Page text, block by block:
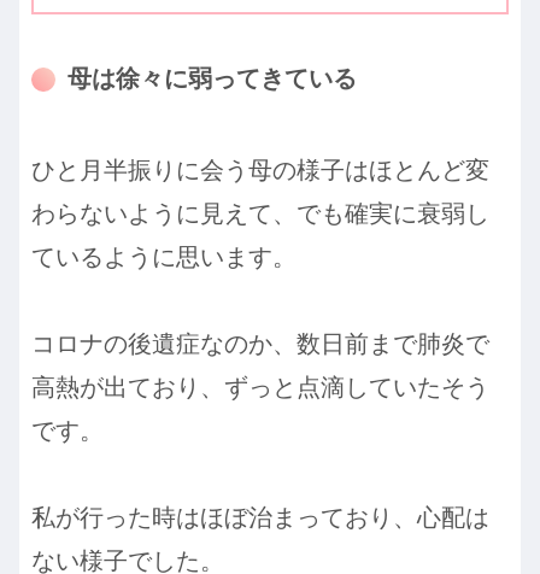
母は徐々に弱ってきている
ひと月半振りに会う母の様子はほとんど変
わらないように見えて、でも確実に衰弱し
ているように思います。
コロナの後遺症なのか、数日前まで肺炎で
高熱が出ており、ずっと点滴していたそう
です。
私が行った時はほぼ治まっており、心配は
ない様子でした。